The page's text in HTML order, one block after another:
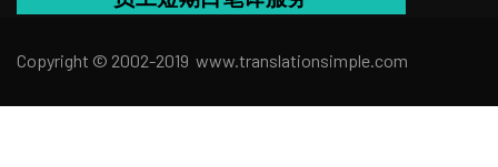
Copyright © 2002-2019